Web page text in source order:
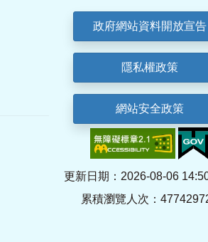
政府網站資料開放宣告
隱私權政策
網站安全政策
更新日期：2026-08-06
累積瀏覽人次：